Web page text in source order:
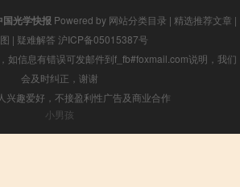
国光学快报 Powered by 网站分类目录 | 精选推荐文章 |
| 疑难解答 沪ICP备05015387号
如信息有错误可发邮件到f_fb#foxmail.com说明，我们
会及时纠正，谢谢
兴趣爱好，不接盈利性广告及商业合作
小男孩